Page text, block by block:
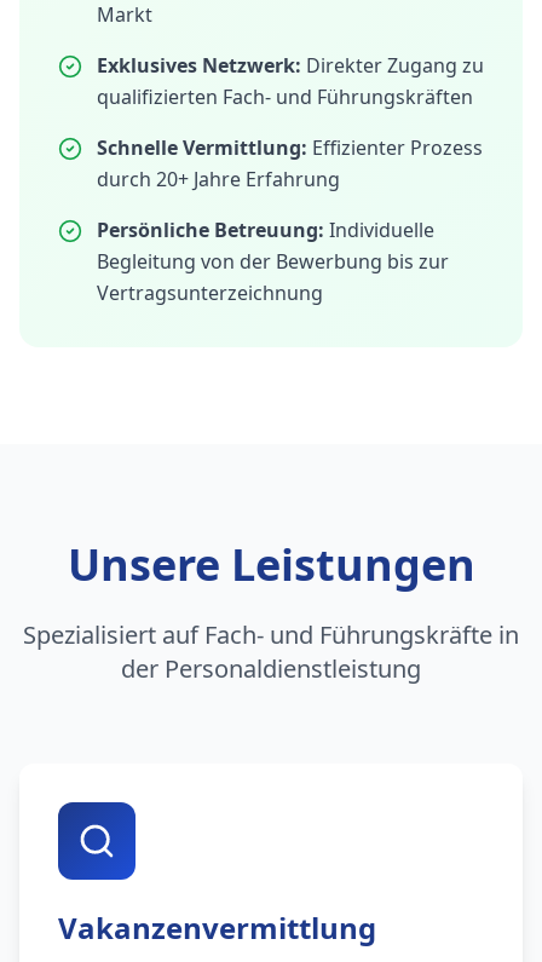
Markt
Exklusives Netzwerk: Direkter Zugang zu
qualifizierten Fach- und Führungskräften
Schnelle Vermittlung: Effizienter Prozess
durch 20+ Jahre Erfahrung
Persönliche Betreuung: Individuelle
Begleitung von der Bewerbung bis zur
Vertragsunterzeichnung
Unsere Leistungen
Spezialisiert auf Fach- und Führungskräfte in
der Personaldienstleistung
Vakanzenvermittlung